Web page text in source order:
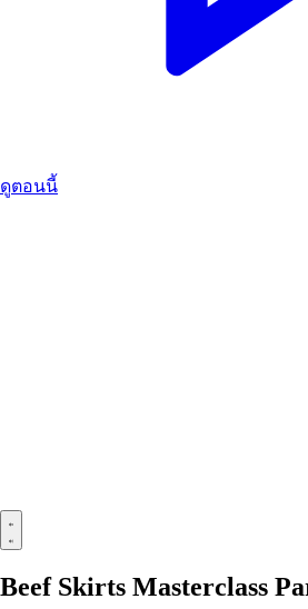
ดูตอนนี้
Beef Skirts Masterclass